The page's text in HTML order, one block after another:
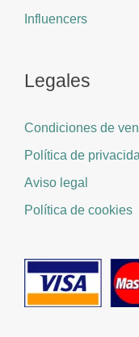
Influencers
Legales
Condiciones de
Política de
Aviso legal
Política de cookies